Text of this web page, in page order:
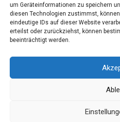
um Geräteinformationen zu speichern
diesen Technologien zustimmst,
eindeutige IDs auf dieser Website
erteilst oder zurückziehst, können
beeinträchtigt werden.
Quellen
Index